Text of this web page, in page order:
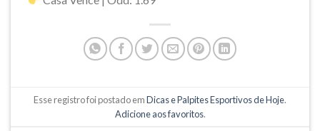
Esse registro foi postado emDicas e Palpites Esportivos de Hoje.
Adicione aos favoritos.